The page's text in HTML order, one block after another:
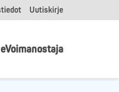
Uutiskirje
eVoimanostaja